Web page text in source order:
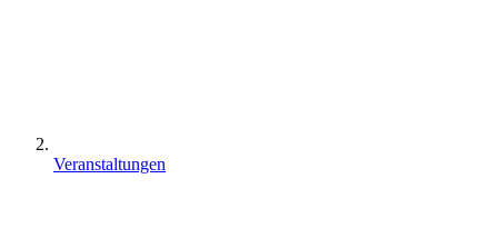
Veranstaltungen